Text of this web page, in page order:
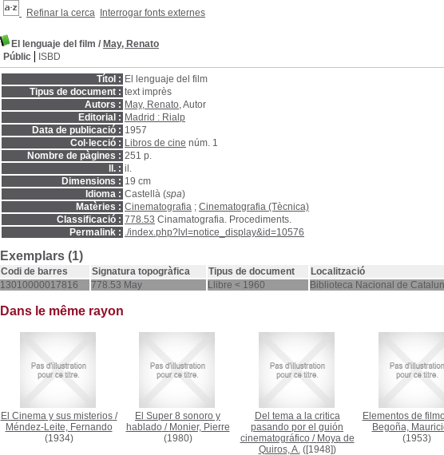
Refinar la cerca Interrogar fonts externes
El lenguaje del film / May, Renato
Públic
ISBD
Títol : El lenguaje del film
Tipus de document : text imprès
Autors : May, Renato, Autor
Editorial : Madrid : Rialp
Data de publicació : 1957
Col·lecció : Libros de cine núm. 1
Nombre de pàgines : 251 p.
ll. : il.
Dimensions : 19 cm
Idioma : Castellà (spa)
Matèries : Cinematografia ; Cinematografia (Tècnica)
Classificació : 778.53 Cinamatografia. Procediments.
Permalink : ./index.php?lvl=notice_display&id=10576
Exemplars (1)
Codi de barres Signatura topogràfica Tipus de document Localització
13010000017816
778.53 May Llibre < 1960 Biblioteca Nacional de
Dans le même rayon
El Cinema y sus misterios/
Méndez-Leite, Fernando
(1934)
El Super 8 sonoro y
hablado/ Monier, Pierre
(1980)
Del tema a la critica
pasando por el guión
cinematográfico/ Moya de
Quiros, A.([1948])
Elementos de
Begoña,
(1953)